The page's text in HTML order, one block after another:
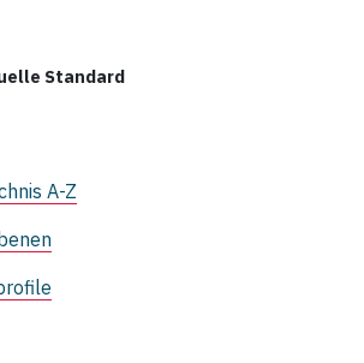
Standard
A-Z